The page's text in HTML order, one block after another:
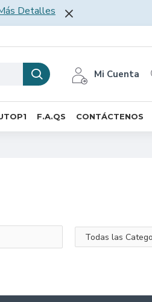
Detalles
Mi Cuenta
F.A.QS CONTÁCTENOS